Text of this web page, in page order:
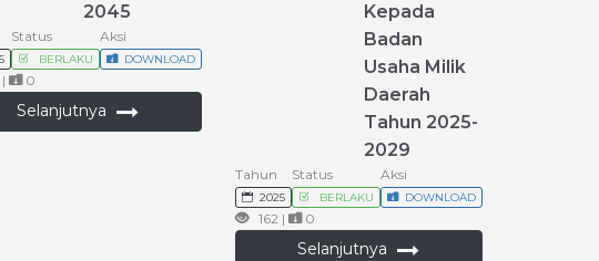
2045
Status
BERLAKU
Aksi
DOWNLOAD
0
Selanjutnya
Kepada
Badan
Usaha Milik
Daerah
Tahun 2025-
2029
Tahun
2025
Status
BERLAKU
Aksi
DOWNLOAD
162 | 0
Selanjutnya